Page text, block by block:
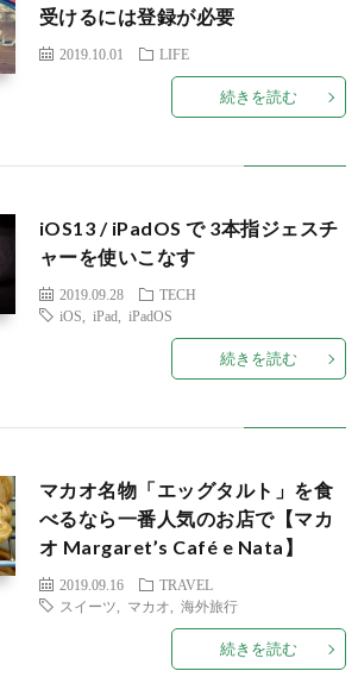
受けるには登録が必要
2019.10.01 LIFE
続きを読む
iOS13 / iPadOS で 3本指ジェスチ
ャーを使いこなす
2019.09.28
TECH
iOS
iPad iPadOS
続きを読む
マカオ名物「エッグタルト」を食
べるなら一番人気のお店で【マカ
オ Margaret’s Café e Nata】
2019.09.16
TRAVEL
スイーツ
マカオ 海外旅行
続きを読む